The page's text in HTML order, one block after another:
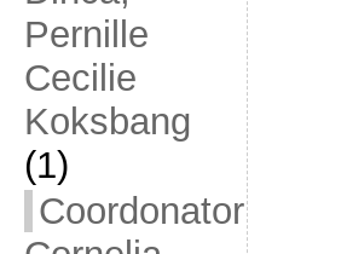
Pernille
Cecilie
Koksbang
(1)
Coordonator